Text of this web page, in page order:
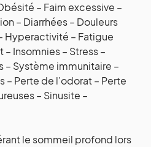
– Faim excessive –
– Diarrhées – Douleurs
Hyperactivité – Fatigue
Insomnies – Stress –
– Système immunitaire –
– Perte de l’odorat – Perte
– Sinusite –
le sommeil profond lors